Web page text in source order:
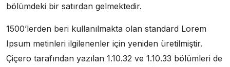
bölümdeki bir satırdan gelmektedir.
1500’lerden beri kullanılmakta olan standard Lorem
Ipsum metinleri ilgilenenler için yeniden üretilmiştir.
Çiçero tarafından yazılan 1.10.32 ve 1.10.33 bölümleri de